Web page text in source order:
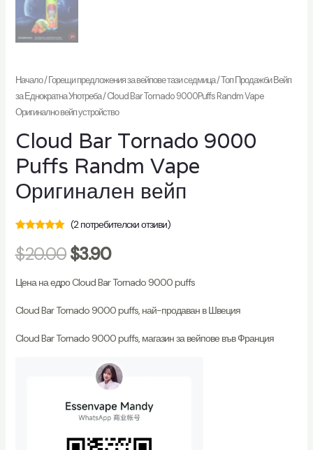
Начало/Горещи предложения за вейпове тази седмица/Топ Продажби Вейп
за Еднократна Употреба/ Cloud Bar Tornado 9000Puffs Randm Vape
Оригинално вейп устройство
Cloud Bar Tornado 9000
Puffs Randm Vape
Оригинален вейп
5.00от 5 на
базата на
оценки
(2потребителски отзиви)
$20.00 $3.90
Цена на едро Cloud Bar Tornado 9000 puffs
Cloud Bar Tornado 9000 puffs, най-продаван в Швеция
Cloud Bar Tornado 9000 puffs, магазин за вейпове във Франция